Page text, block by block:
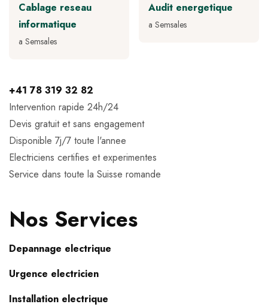
Cablage reseau
informatique
a Semsales
Audit energetique
a Semsales
+41 78 319 32 82
Intervention rapide 24h/24
Devis gratuit et sans engagement
Disponible 7j/7 toute l'annee
Electriciens certifies et experimentes
Service dans toute la Suisse romande
Nos Services
Depannage electrique
Urgence electricien
Installation electrique